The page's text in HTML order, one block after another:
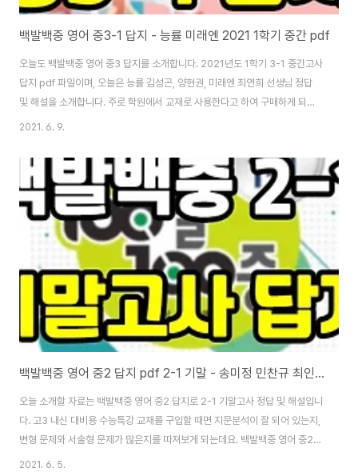
백발백중 영어 중3-1 답지 - 능률 미래엔 2021 1학기 중간 pdf
오늘도 백발백중 영어 중3 답지를 소개합니다. 2021년도 1학기 3-1 중간고사
답지 pdf 파일이며, 오늘은 능률 김성곤, 양현권, 미래엔 최연희 선생님 정답
및 해설을 소개합니다. 주로 학원에서 교재로 사용한다고 하여 구매하게 되는
경우가 많은데요. 내용을 살펴보면 문법, 쓰기, 독해, 어휘 등등 내신 대비에도
이기 위해서 알차고 좋은 교재가 백발백중 영어 중3-1 답지입니다. 물론 학생
개개인이 좋은 교재로 열심히 공부하는 것이 제일 중요한 것이겠지만 영어교재
자체는 인지도도 높고 내용도 좋습니다. [백발백중 영어 중3-1 답지] [외고생
이 알려주는 중학교 영어 공부법 / 내신 공부법 • 영어공부법 • 나만의 공부법
2021. 6. 9.
백발백중 영어 중2 답지 pdf 2-1 기말 - 송미정 민찬규 최인철 기말
오늘 소개할 자료는 백발백중 영어 중2 답지로 2-1 기말고사 정답 및 해설입니
다. 고3 내신 대비용 수능특강 교재를 구입할 때면 지문분석이 잘 되어 있는지,
변형 문제와 서술형 문제가 많은지를 따져보게 되는데요. 백발백중 영어 중2
답지는 작년 교재와 비교를 해보면 지문분석 코너는 구성이 완전히 달라졌고
2021. 6. 5.